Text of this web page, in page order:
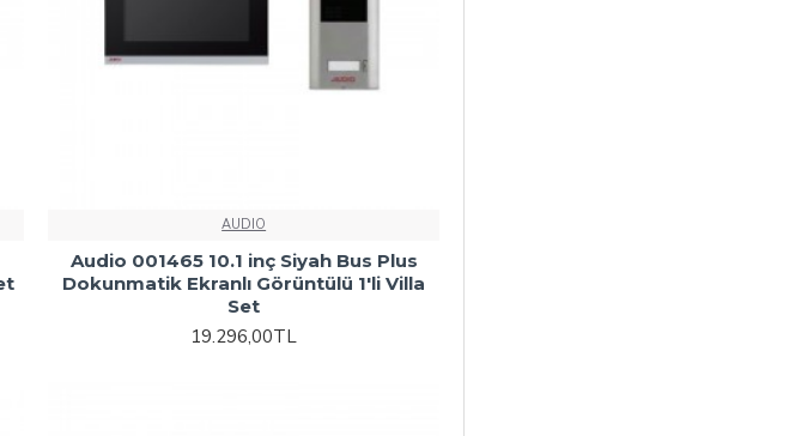
AUDIO
Audio 001465 10.1 inç Siyah Bus Plus
Dokunmatik Ekranlı Görüntülü 1'li Villa
Set
19.296,00TL